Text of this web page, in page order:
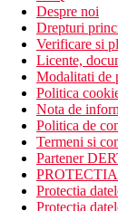
Centrul
300 m
Distanta
53 km
Distanta de
Plaja
Sezlonguri si
Vacanta la
Despre noi
Drepturi
Verificare si
Licente,
Modalitati de
Politica
Nota de
Politica de
Termeni si
Partener
Protectia
Protectia